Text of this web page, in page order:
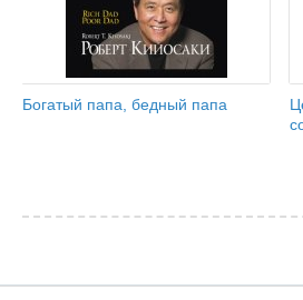
Богатый папа, бедный папа